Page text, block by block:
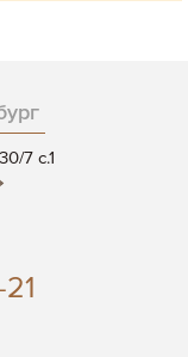
7 c.1